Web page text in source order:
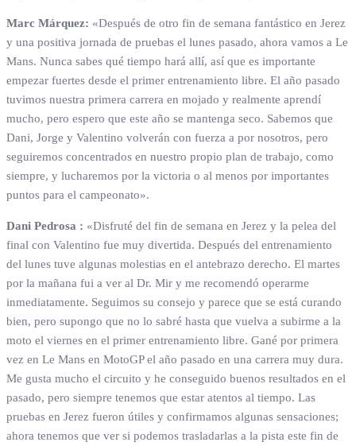
Marc Márquez: «Después de otro fin de semana fantástico en Jerez
y una positiva jornada de pruebas el lunes pasado, ahora vamos a Le
Mans. Nunca sabes qué tiempo hará allí, así que es importante
empezar fuertes desde el primer entrenamiento libre. El año pasado
tuvimos nuestra primera carrera en mojado y realmente aprendí
mucho, pero espero que este año se mantenga seco. Sabemos que
Dani, Jorge y Valentino volverán con fuerza a por nosotros, pero
seguiremos concentrados en nuestro propio plan de trabajo, como
siempre, y lucharemos por la victoria o al menos por importantes
puntos para el campeonato».
Dani Pedrosa : «Disfruté del fin de semana en Jerez y la pelea del
final con Valentino fue muy divertida. Después del entrenamiento
del lunes tuve algunas molestias en el antebrazo derecho. El martes
por la mañana fui a ver al Dr. Mir y me recomendó operarme
inmediatamente. Seguimos su consejo y parece que se está curando
bien, pero supongo que no lo sabré hasta que vuelva a subirme a la
moto el viernes en el primer entrenamiento libre. Gané por primera
vez en Le Mans en MotoGP el año pasado en una carrera muy dura.
Me gusta mucho el circuito y he conseguido buenos resultados en el
pasado, pero siempre tenemos que estar atentos al tiempo. Las
pruebas en Jerez fueron útiles y confirmamos algunas sensaciones;
ahora tenemos que ver si podemos trasladarlas a la pista este fin de